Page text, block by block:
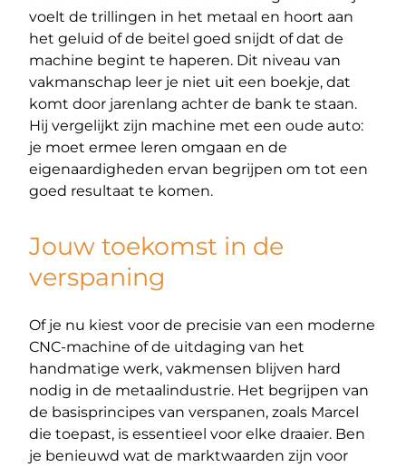
voelt de trillingen in het metaal en hoort aan
het geluid of de beitel goed snijdt of dat de
machine begint te haperen. Dit niveau van
vakmanschap leer je niet uit een boekje, dat
komt door jarenlang achter de bank te staan.
Hij vergelijkt zijn machine met een oude auto:
je moet ermee leren omgaan en de
eigenaardigheden ervan begrijpen om tot een
goed resultaat te komen.
Jouw toekomst in de
verspaning
Of je nu kiest voor de precisie van een moderne
CNC-machine of de uitdaging van het
handmatige werk, vakmensen blijven hard
nodig in de metaalindustrie. Het begrijpen van
de basisprincipes van verspanen, zoals Marcel
die toepast, is essentieel voor elke draaier. Ben
je benieuwd wat de marktwaarden zijn voor